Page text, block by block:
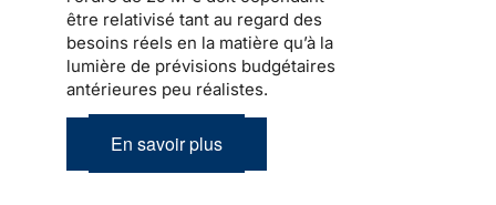
être relativisé tant au regard des
besoins réels en la matière qu’à la
lumière de prévisions budgétaires
antérieures peu réalistes.
En savoir plus